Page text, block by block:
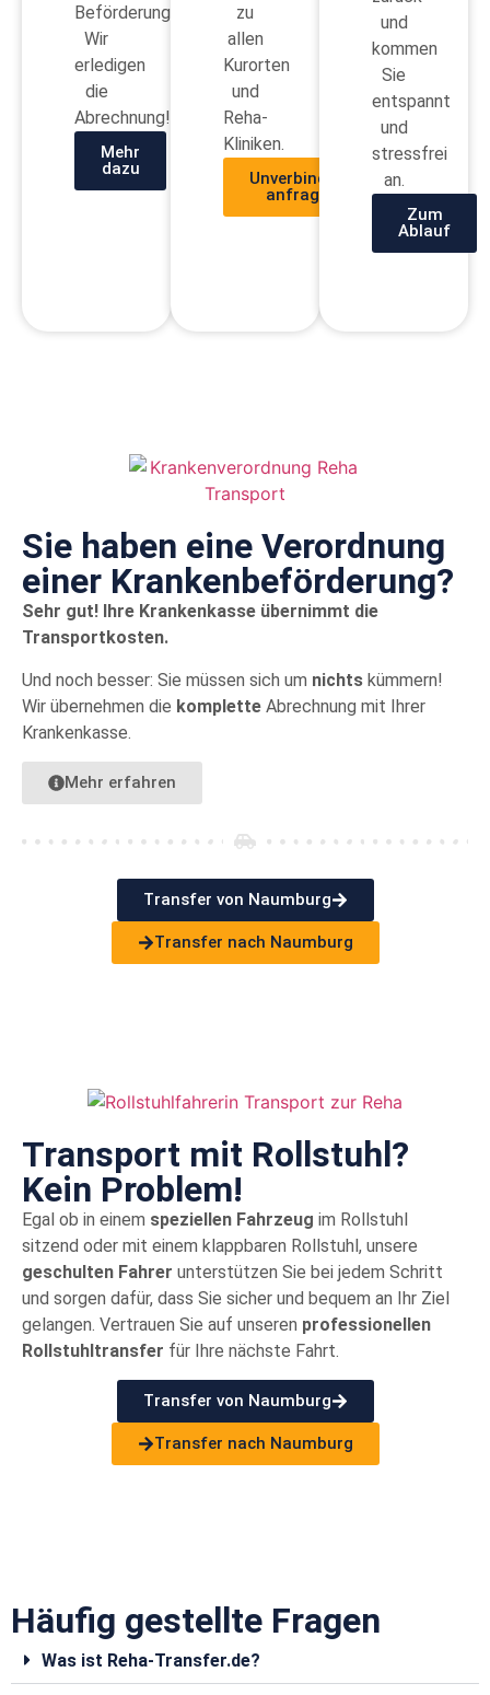
Beförderung?
Wir
erledigen
die
Abrechnung!
Mehr
dazu
zu
allen
Kurorten
und
Reha-
Kliniken.
Unverbindlich
anfragen
und
kommen
Sie
entspannt
und
stressfrei
an.
Zum
Ablauf
Sie haben eine Verordnung
einer Kranken­beförderung?
Sehr gut! Ihre Krankenkasse übernimmt die
Transportkosten.
Und noch besser: Sie müssen sich um nichts kümmern!
Wir übernehmen die komplette Abrechnung mit Ihrer
Krankenkasse.
Mehr erfahren
Transfer von Naumburg
Transfer nach Naumburg
Transport mit Rollstuhl?
Kein Problem!
Egal ob in einem speziellen Fahrzeug im Rollstuhl
sitzend oder mit einem klappbaren Rollstuhl, unsere
geschulten Fahrer unterstützen Sie bei jedem Schritt
und sorgen dafür, dass Sie sicher und bequem an Ihr Ziel
gelangen. Vertrauen Sie auf unseren professionellen
Rollstuhltransfer für Ihre nächste Fahrt.
Transfer von Naumburg
Transfer nach Naumburg
Häufig gestellte Fragen
Was ist Reha-Transfer.de?